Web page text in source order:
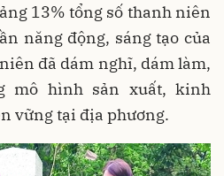
13% tổng số thanh niên
năng động, sáng tạo của
đã dám nghĩ, dám làm,
mô hình sản xuất, kinh
vững tại địa phương.